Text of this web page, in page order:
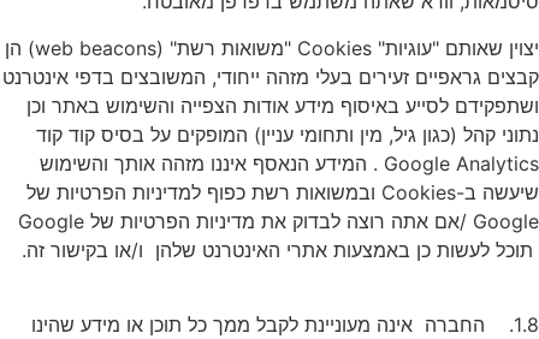
יצוין שאותם "עוגיות" Cookies "משואות רשת" (web beacons) הן
קבצים גראפיים זעירים בעלי מזהה ייחודי, המשובצים בדפי אינטרנט
ושתפקידם לסייע באיסוף מידע אודות הצפייה והשימוש באתר וכן
נתוני קהל (כגון גיל, מין ותחומי עניין) המופקים על בסיס קוד קוד
Google Analytics . המידע הנאסף איננו מזהה אותך והשימוש
שיעשה ב-Cookies ובמשואות רשת כפוף למדיניות הפרטיות של
Google /אם אתה רוצה לבדוק את מדיניות הפרטיות של Google
תוכל לעשות כן באמצעות אתרי האינטרנט שלהן ו/או בקישור זה.
1.8. החברה אינה מעוניינת לקבל ממך כל תוכן או מידע שהינו